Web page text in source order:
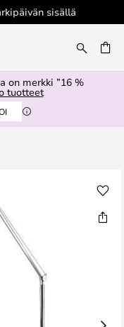
on merkki ”16 %
tuotteet